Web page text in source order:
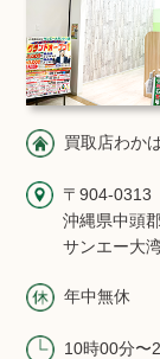
買取店わか
〒904-0313
沖縄県中頭
サンエー大
年中無休
10時00分〜